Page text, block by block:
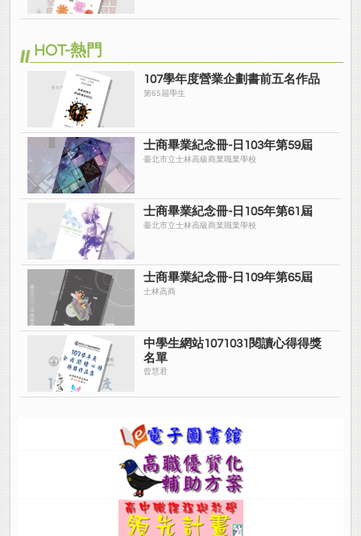
HOT-熱門
107學年度營業企劃書前五名作品
第65屆學生
士商畢業紀念冊-日103年第59屆
臺北市立士林高級商業職業學校
士商畢業紀念冊-日105年第61屆
臺北市立士林高級商業職業學校
士商畢業紀念冊-日109年第65屆
士林高商
中學生網站1071031閱讀心得得獎
名單
曾慧君